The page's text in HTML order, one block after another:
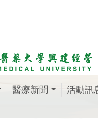
醫療新聞 活動訊